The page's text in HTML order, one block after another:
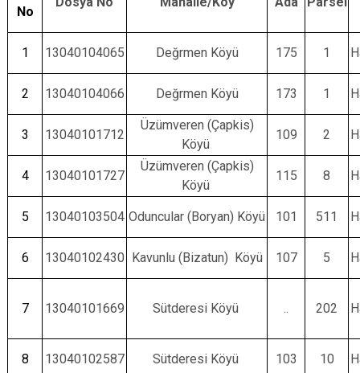
No
1 13040104065 Değrmen Köyü 175 1
2 13040104066 Değrmen Köyü 173 1
3 13040101712
Üzümveren (Çapkis)
Köyü
109 2
4 13040101727
Üzümveren (Çapkis)
Köyü
115 8
5 13040103504 Oduncular (Boryan) Köyü 101 511
6 13040102430 Kavunlu (Bizatun) Köyü 107 5
7 13040101669 Sütderesi Köyü .. 202
8 13040102587 Sütderesi Köyü 103 10